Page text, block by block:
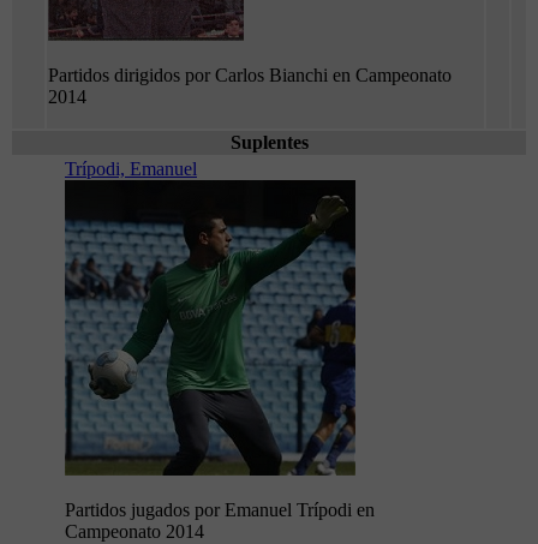
Partidos dirigidos por Carlos Bianchi en Campeonato
2014
Suplentes
Trípodi, Emanuel
Partidos jugados por Emanuel Trípodi en
Campeonato 2014